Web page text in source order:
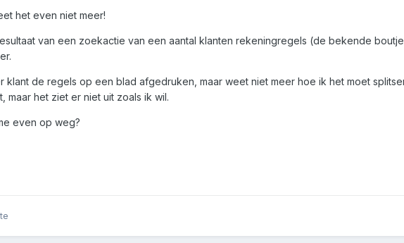
het even niet meer!
van een zoekactie van een aantal klanten rekeningregels (de bekende
klant de regels op een blad afgedruken, maar weet niet meer hoe ik het moet
maar het ziet er niet uit zoals ik wil.
even op weg?